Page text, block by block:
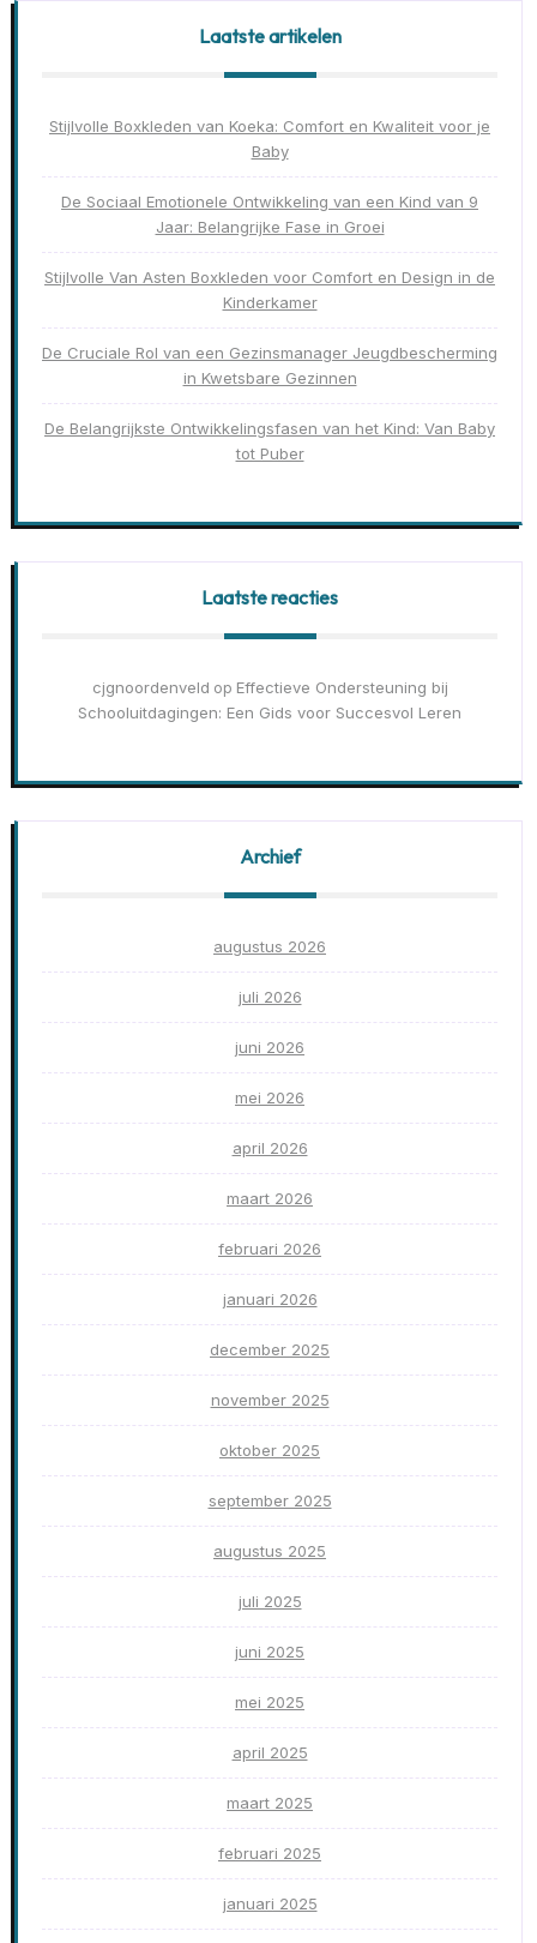
Laatste artikelen
Stijlvolle Boxkleden van Koeka: Comfort en Kwaliteit voor je
Baby
De Sociaal Emotionele Ontwikkeling van een Kind van 9
Jaar: Belangrijke Fase in Groei
Stijlvolle Van Asten Boxkleden voor Comfort en Design in de
Kinderkamer
De Cruciale Rol van een Gezinsmanager Jeugdbescherming
in Kwetsbare Gezinnen
De Belangrijkste Ontwikkelingsfasen van het Kind: Van Baby
tot Puber
Laatste reacties
cjgnoordenveld op Effectieve Ondersteuning bij
Schooluitdagingen: Een Gids voor Succesvol Leren
Archief
augustus 2026
juli 2026
juni 2026
mei 2026
april 2026
maart 2026
februari 2026
januari 2026
december 2025
november 2025
oktober 2025
september 2025
augustus 2025
juli 2025
juni 2025
mei 2025
april 2025
maart 2025
februari 2025
januari 2025